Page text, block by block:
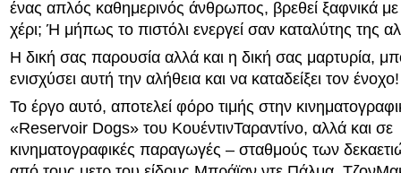
ένας απλός καθημερινός άνθρωπος, βρεθεί ξαφνικά με
χέρι; Ή μήπως το πιστόλι ενεργεί σαν καταλύτης της
Η δική σας παρουσία αλλά και η δική σας μαρτυρία,
ενισχύσει αυτή την αλήθεια και να καταδείξει τον ένοχο!
Το έργο αυτό, αποτελεί φόρο τιμής στην
«Reservoir Dogs» του ΚουέντινΤαραντίνο, αλλά και σε
κινηματογραφικές παραγωγές – σταθμούς των